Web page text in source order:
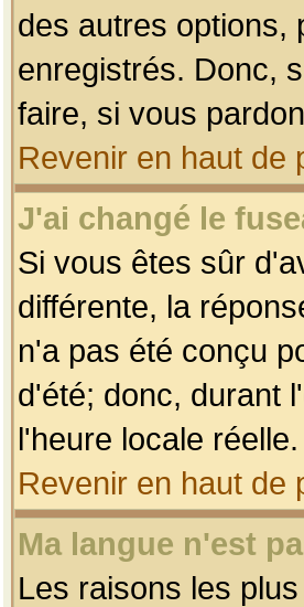
des autres options,
enregistrés. Donc,
faire, si vous
Revenir en haut de
J'ai changé le
Si vous êtes sûr
différente, la
n'a pas été conçu
d'été; donc, durant
l'heure locale réelle.
Revenir en haut de
Ma langue n'est
Les raisons les